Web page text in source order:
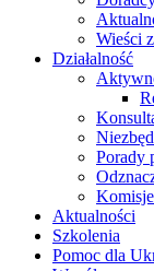
Wieści
Działalność
Porady
Aktualności
Szkolenia
Pomoc dla